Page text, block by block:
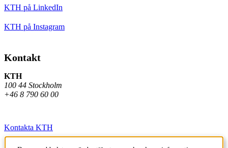
KTH på LinkedIn
KTH på Instagram
Kontakt
KTH
100 44 Stockholm
+46 8 790 60 00
Kontakta KTH